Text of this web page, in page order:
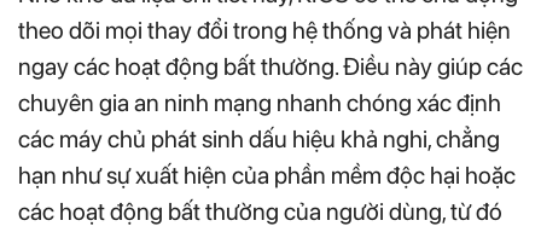
theo dõi mọi thay đổi trong hệ thống và phát hiện
ngay các hoạt động bất thường. Điều này giúp các
chuyên gia an ninh mạng nhanh chóng xác định
các máy chủ phát sinh dấu hiệu khả nghi, chẳng
hạn như sự xuất hiện của phần mềm độc hại hoặc
các hoạt động bất thường của người dùng, từ đó